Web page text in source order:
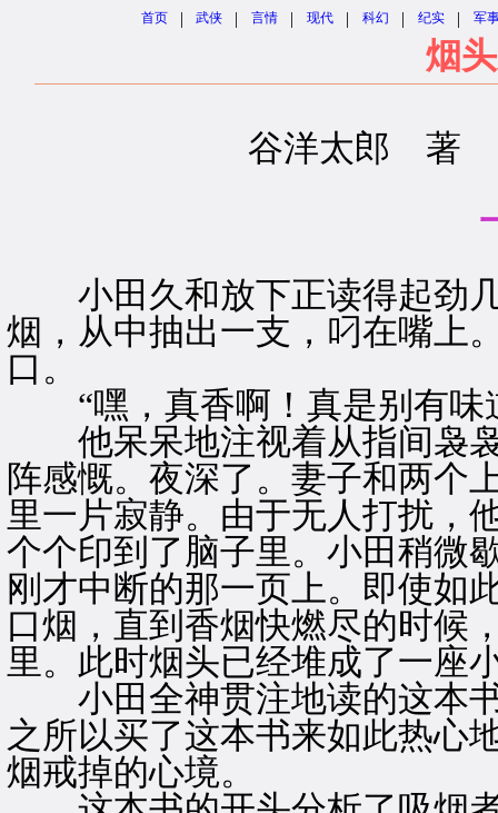
首页 | 武侠 | 言情 | 现代 | 科幻 | 纪实 | 军
烟
谷洋太郎
小田久和放下正读得起劲几
烟，从中抽出一支，叼在嘴上
口。
“嘿，真香啊！真是别有味
他呆呆地注视着从指间袅袅
阵感慨。夜深了。妻子和两个
里一片寂静。由于无人打扰，
个个印到了脑子里。小田稍微
刚才中断的那一页上。即使如
口烟，直到香烟快燃尽的时候
里。此时烟头已经堆成了一座
小田全神贯注地读的这本书
之所以买了这本书来如此热心
烟戒掉的心境。